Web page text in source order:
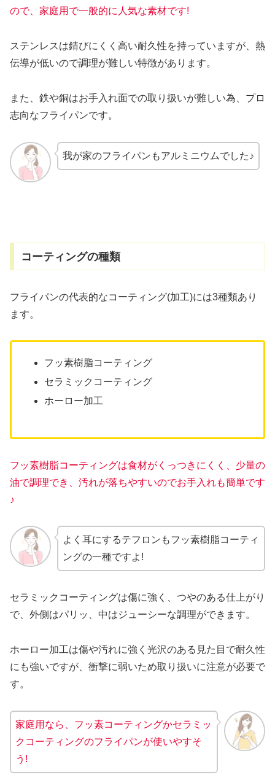
ので、家庭用で一般的に人気な素材です!
ステンレスは錆びにくく高い耐久性を持っていますが、熱
伝導が低いので調理が難しい特徴があります。
また、鉄や銅はお手入れ面での取り扱いが難しい為、プロ
志向なフライパンです。
我が家のフライパンもアルミニウムでした♪
コーティングの種類
フライパンの代表的なコーティング(加工)には3種類あり
ます。
フッ素樹脂コーティング
セラミックコーティング
ホーロー加工
フッ素樹脂コーティングは食材がくっつきにくく、少量の
油で調理でき、汚れが落ちやすいのでお手入れも簡単です
♪
よく耳にするテフロンもフッ素樹脂コーティ
ングの一種ですよ!
セラミックコーティングは傷に強く、つやのある仕上がり
で、外側はパリッ、中はジューシーな調理ができます。
ホーロー加工は傷や汚れに強く光沢のある見た目で耐久性
にも強いですが、衝撃に弱いため取り扱いに注意が必要で
す。
家庭用なら、フッ素コーティングかセラミッ
クコーティングのフライパンが使いやすそ
う!